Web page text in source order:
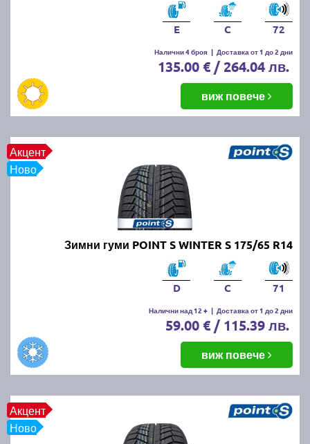
E C 72
Налични 4 броя | Доставка от 1 до 2 дни
135.00 € / 264.04 лв.
виж повече
Акцент
Ново
Зимни гуми POINT S WINTER S 175/65 R14
D C 71
Налични над 12 + | Доставка от 1 до 2 дни
59.00 € / 115.39 лв.
виж повече
Акцент
Ново